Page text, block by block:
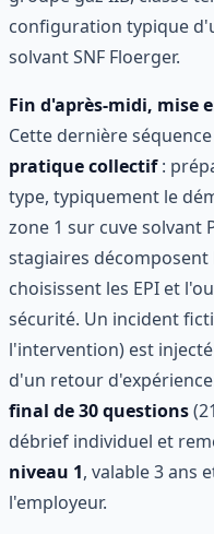
configuration typique
solvant SNF Floerger.
Fin d'après-midi, mise
Cette dernière
pratique collectif:
type, typiquement le
zone 1 sur cuve solvant
stagiaires
choisissent les EPI et
sécurité. Un incident
l'intervention) est
d'un retour
final de 30 questions
débrief individuel et
niveau 1, valable 3 ans
l'employeur.